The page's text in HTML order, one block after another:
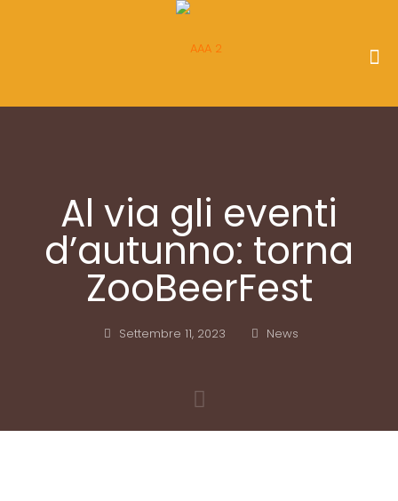
Al via gli eventi
d’autunno: torna
ZooBeerFest
Settembre 11, 2023 News